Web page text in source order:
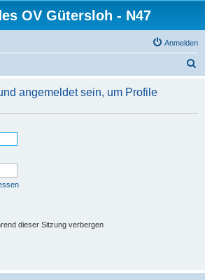
OV Gütersloh - N47
Anmelden
h
angemeldet sein, um Profile
dieser Sitzung verbergen